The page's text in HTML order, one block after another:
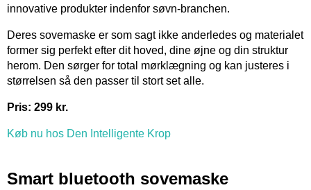
innovative produkter indenfor søvn-branchen.
Deres sovemaske er som sagt ikke anderledes og materialet
former sig perfekt efter dit hoved, dine øjne og din struktur
herom. Den sørger for total mørklægning og kan justeres i
størrelsen så den passer til stort set alle.
Pris: 299 kr.
Køb nu hos Den Intelligente Krop
Smart bluetooth sovemaske